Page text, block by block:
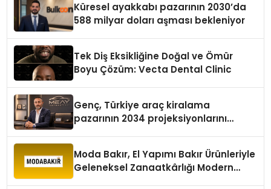
Küresel ayakkabı pazarının 2030’da
588 milyar doları aşması bekleniyor
Tek Diş Eksikliğine Doğal ve Ömür
Boyu Çözüm: Vecta Dental Clinic
Genç, Türkiye araç kiralama
pazarının 2034 projeksiyonlarını
Moda Bakır, El Yapımı Bakır Ürünleriyle
Geleneksel Zanaatkârlığı Modern